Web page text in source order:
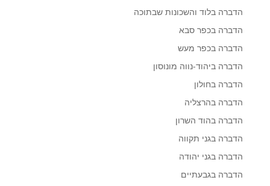
הדברה בלוד והשכונות שבתוכה
הדברה בכפר סבא
הדברה בכפר מעש
הדברה ביהוד-נווה מונוסון
הדברה בחולון
הדברה בהרצליה
הדברה בהוד השרון
הדברה בגני תקווה
הדברה בגני יהודה
הדברה בגבעתיים